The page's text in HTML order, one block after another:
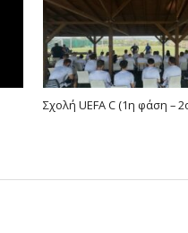
Σχολή UEFA C (1η φάση –